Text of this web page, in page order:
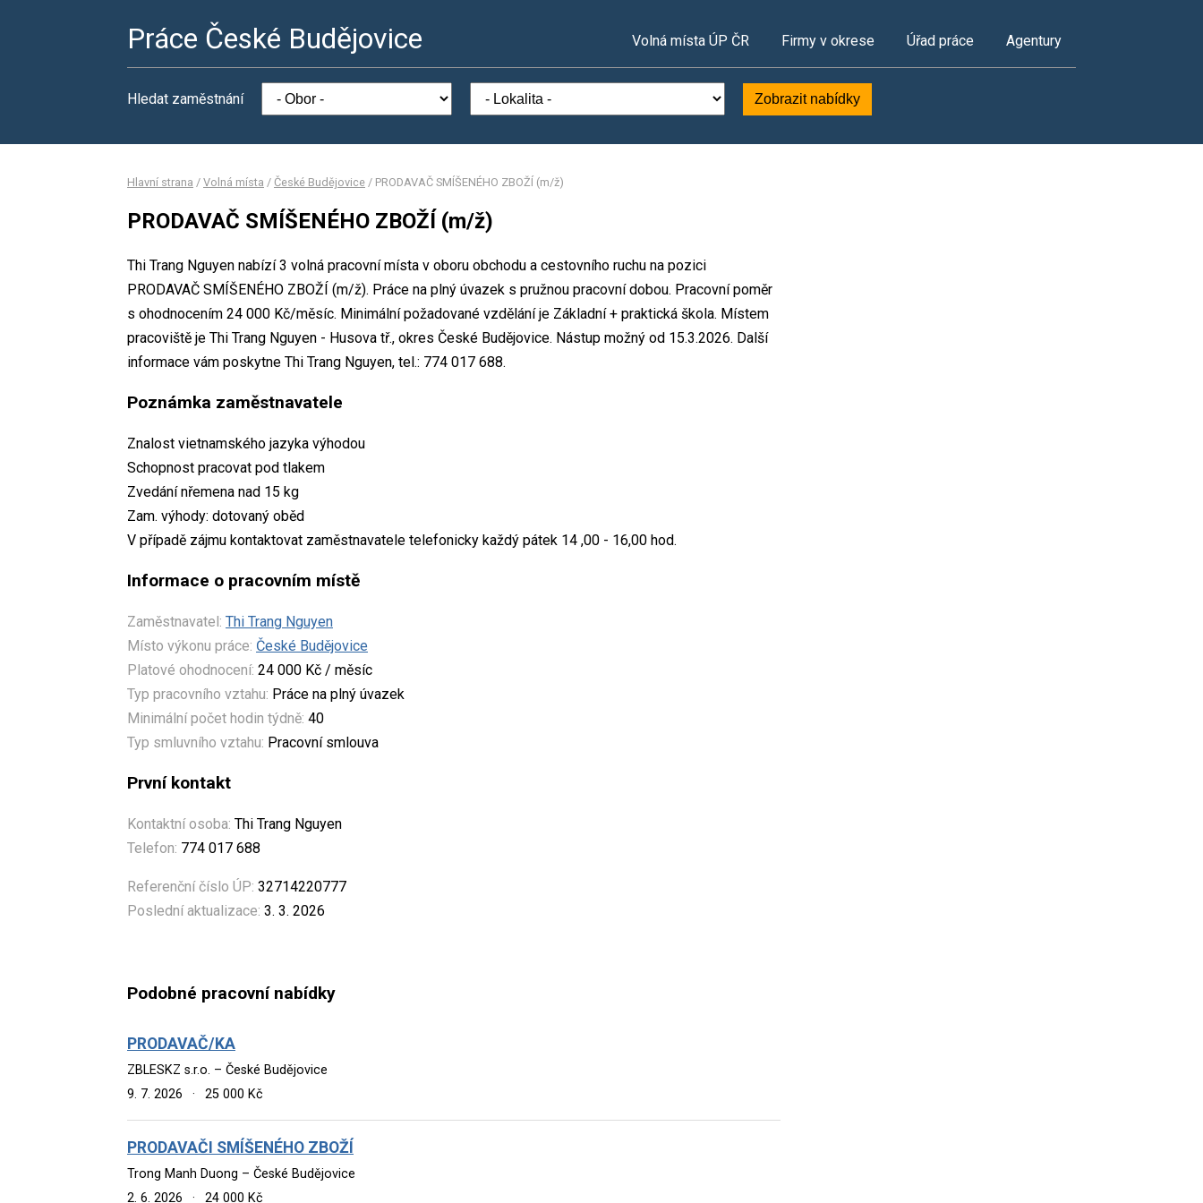
Práce České Budějovice Volná místa ÚP ČR Firmy v okrese Úřad práce Agentury
Hledat zaměstnání Zobrazit nabídky
Hlavní strana / Volná místa / České Budějovice / PRODAVAČ SMÍŠENÉHO ZBOŽÍ (m/ž)
PRODAVAČ SMÍŠENÉHO ZBOŽÍ (m/ž)
Thi Trang Nguyen nabízí 3 volná pracovní místa v oboru obchodu a cestovního ruchu na pozici
PRODAVAČ SMÍŠENÉHO ZBOŽÍ (m/ž). Práce na plný úvazek s pružnou pracovní dobou. Pracovní poměr
s ohodnocením 24 000 Kč/měsíc. Minimální požadované vzdělání je Základní + praktická škola. Místem
pracoviště je Thi Trang Nguyen - Husova tř., okres České Budějovice. Nástup možný od 15.3.2026. Další
informace vám poskytne Thi Trang Nguyen, tel.: 774 017 688.
Poznámka zaměstnavatele
Znalost vietnamského jazyka výhodou
Schopnost pracovat pod tlakem
Zvedání nřemena nad 15 kg
Zam. výhody: dotovaný oběd
V případě zájmu kontaktovat zaměstnavatele telefonicky každý pátek 14 ,00 - 16,00 hod.
Informace o pracovním místě
Zaměstnavatel: Thi Trang Nguyen
Místo výkonu práce: České Budějovice
Platové ohodnocení: 24 000 Kč / měsíc
Typ pracovního vztahu: Práce na plný úvazek
Minimální počet hodin týdně: 40
Typ smluvního vztahu: Pracovní smlouva
První kontakt
Kontaktní osoba: Thi Trang Nguyen
Telefon: 774 017 688
Referenční číslo ÚP: 32714220777
Poslední aktualizace: 3. 3. 2026
Podobné pracovní nabídky
PRODAVAČ/KA
ZBLESKZ s.r.o. – České Budějovice
9. 7. 2026
· 25 000 Kč
PRODAVAČI SMÍŠENÉHO ZBOŽÍ
Trong Manh Duong – České Budějovice
2. 6. 2026
· 24 000 Kč